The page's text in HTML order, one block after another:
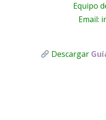
Equipo
Email:
Descargar